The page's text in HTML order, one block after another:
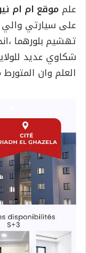
علم موقع ام ام
على سيارتي والي
تهشيم بلورهما
شكاوي عديد
العلم وان